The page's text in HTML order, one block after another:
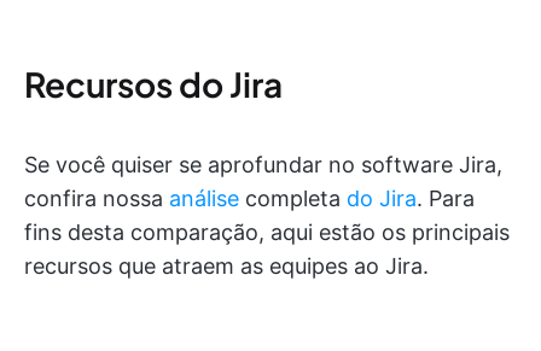
Recursos do Jira
Se você quiser se aprofundar no software Jira,
confira nossa análise completa do Jira. Para
fins desta comparação, aqui estão os principais
recursos que atraem as equipes ao Jira.